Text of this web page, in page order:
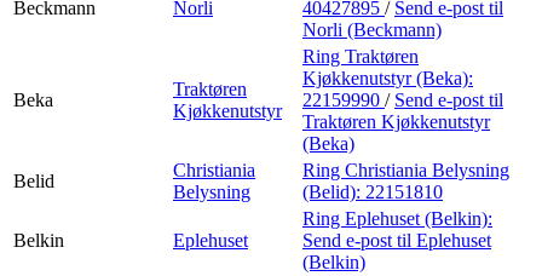
Beckmann Norli
40427895 / Send e-post til
Norli (Beckmann)
Beka
Traktøren
Kjøkkenutstyr
Ring Traktøren
Kjøkkenutstyr (Beka):
22159990 / Send e-post til
Traktøren Kjøkkenutstyr
(Beka)
Belid
Christiania
Belysning
Ring Christiania Belysning
(Belid): 22151810
Belkin Eplehuset
Ring Eplehuset (Belkin):
Send e-post til Eplehuset
(Belkin)